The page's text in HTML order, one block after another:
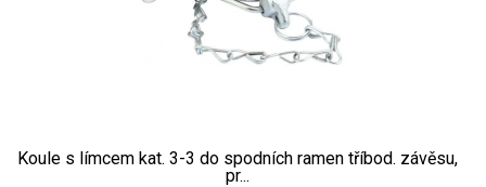
Koule s límcem kat. 3-3 do spodních ramen tříbod. závěsu,
pr...